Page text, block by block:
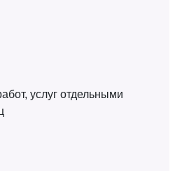
услуг отдельными